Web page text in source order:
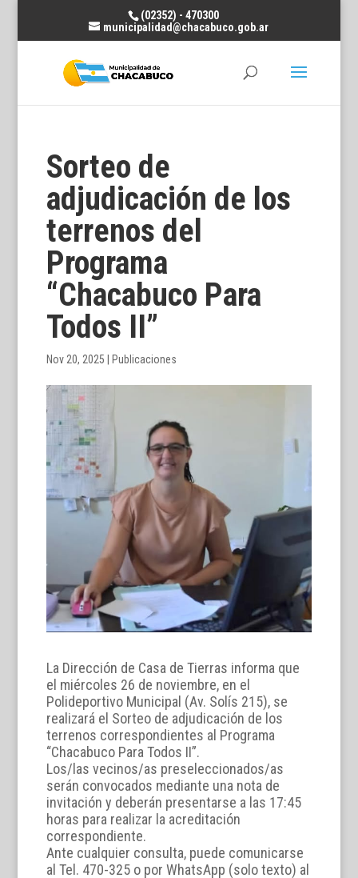
(02352) - 470300
municipalidad@chacabuco.gob.ar
Sorteo de
adjudicación de los
terrenos del
Programa
“Chacabuco Para
Todos II”
Nov 20, 2025 Publicaciones
La Dirección de Casa de Tierras informa que
el miércoles 26 de noviembre, en el
Polideportivo Municipal (Av. Solís 215), se
realizará el Sorteo de adjudicación de los
terrenos correspondientes al Programa
“Chacabuco Para Todos II”.
Los/las vecinos/as preseleccionados/as
serán convocados mediante una nota de
invitación y deberán presentarse a las 17:45
horas para realizar la acreditación
correspondiente.
Ante cualquier consulta, puede comunicarse
al Tel. 470-325 o por WhatsApp (solo texto) al